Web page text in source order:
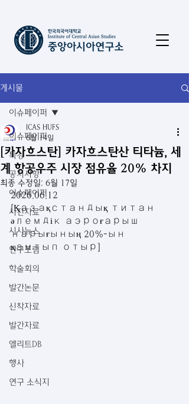
게시물
이슈페이퍼
특강
공지사항
이슈페이퍼
사진자료
시사뉴스
연구포럼
학술회의
발간논문
신착자료
발간자료
엘리트DB
행사
연구 소식지
이슈페이퍼
[카자흐스탄] 카자흐스탄산 티타늄, 세
계 항공우주 시장 점유율 20% 차지
ICAS HUFS
6월 14일
최종 수정일: 6월 17일
2026.06.12
[Қазақстандық титан
әлемдік аэроғарыш
нарығының 20%-ын
қамтып отыр]